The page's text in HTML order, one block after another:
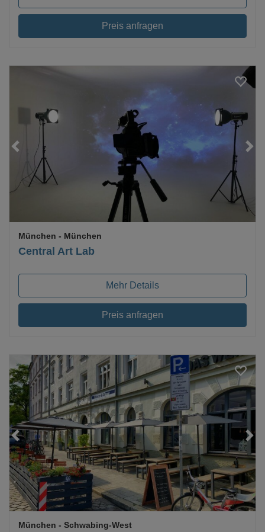
Preis anfragen
Loading...
Central Art Lab
München - München
Mehr Details
Preis anfragen
Loading...
München - Schwabing-West